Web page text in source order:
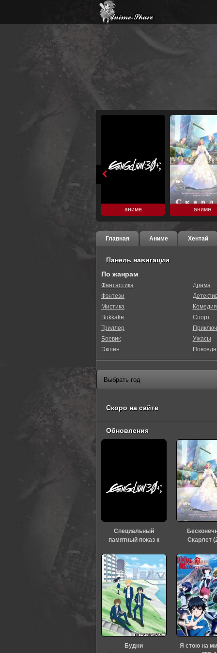
аниме аниме
Главная Аниме Хентай
Панель навигации
По жанрам
Фантастика
Фэнтези
Мистика
Bukkake
Триллер
Боевик
Экшен
Драма
Комедия
Спорт
Ужасы
Скоро на сайте
Обновления
Специальный
памятный показ к
«Евангелиона» (2026)
Скарлет
Будни
Я стою на